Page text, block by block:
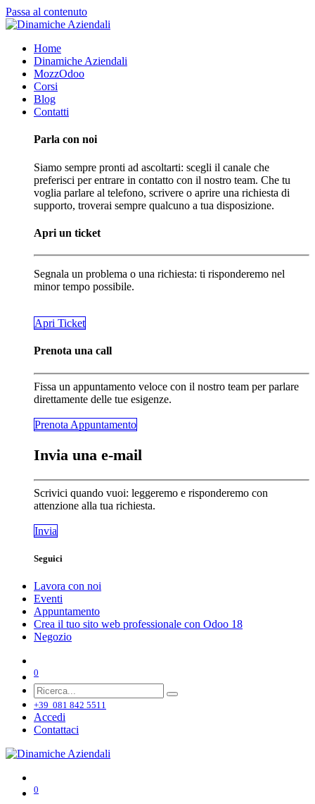
Passa al contenuto
Home
Dinamiche Aziendali
MozzOdoo
Corsi
Blog
Contatti
Parla con noi
Siamo sempre pronti ad ascoltarti: scegli il canale che
preferisci per entrare in contatto con il nostro team. Che tu
voglia parlare al telefono, scrivere o aprire una richiesta di
supporto, troverai sempre qualcuno a tua disposizione.
Apri un ticket
Segnala un problema o una richiesta: ti risponderemo nel
minor tempo possibile.
​​​​Apri Ticket
Prenota una call
Fissa un appuntamento veloce con il nostro team per parlare
direttamente delle tue esigenze.
Prenota Appunta​​​​mento
Invia una e-mail
Scrivici quando vuoi: leggeremo e risponderemo con
attenzione alla tua richiesta.
Invia
Seguici
Lavora con noi
Eventi
Appuntamento
Crea il tuo sito web professionale con Odoo 18
Negozio
0
+39 081 842 5511
Accedi
Contattaci
0